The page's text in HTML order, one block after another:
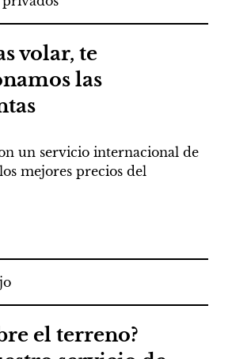
volar, te
las
un servicio internacional de
mejores precios del
el terreno?